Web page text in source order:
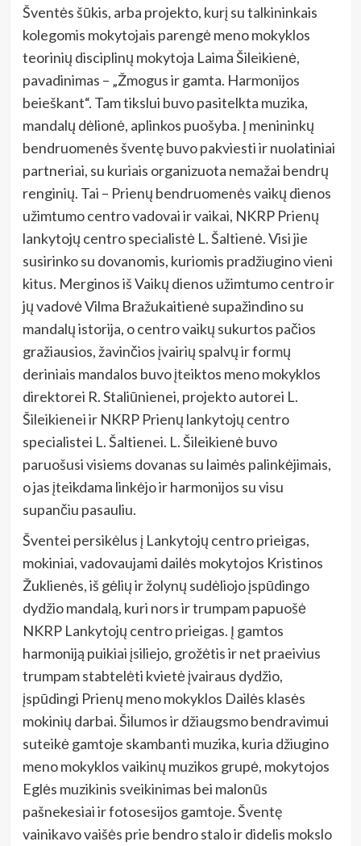
Šventės šūkis, arba projekto, kurį su talkininkais
kolegomis mokytojais parengė meno mokyklos
teorinių disciplinų mokytoja Laima Šileikienė,
pavadinimas – „Žmogus ir gamta. Harmonijos
beieškant“. Tam tikslui buvo pasitelkta muzika,
mandalų dėlionė, aplinkos puošyba. Į menininkų
bendruomenės šventę buvo pakviesti ir nuolatiniai
partneriai, su kuriais organizuota nemažai bendrų
renginių. Tai – Prienų bendruomenės vaikų dienos
užimtumo centro vadovai ir vaikai, NKRP Prienų
lankytojų centro specialistė L. Šaltienė. Visi jie
susirinko su dovanomis, kuriomis pradžiugino vieni
kitus. Merginos iš Vaikų dienos užimtumo centro ir
jų vadovė Vilma Bražukaitienė supažindino su
mandalų istorija, o centro vaikų sukurtos pačios
gražiausios, žavinčios įvairių spalvų ir formų
deriniais mandalos buvo įteiktos meno mokyklos
direktorei R. Staliūnienei, projekto autorei L.
Šileikienei ir NKRP Prienų lankytojų centro
specialistei L. Šaltienei. L. Šileikienė buvo
paruošusi visiems dovanas su laimės palinkėjimais,
o jas įteikdama linkėjo ir harmonijos su visu
supančiu pasauliu.
Šventei persikėlus į Lankytojų centro prieigas,
mokiniai, vadovaujami dailės mokytojos Kristinos
Žuklienės, iš gėlių ir žolynų sudėliojo įspūdingo
dydžio mandalą, kuri nors ir trumpam papuošė
NKRP Lankytojų centro prieigas. Į gamtos
harmoniją puikiai įsiliejo, grožėtis ir net praeivius
trumpam stabtelėti kvietė įvairaus dydžio,
įspūdingi Prienų meno mokyklos Dailės klasės
mokinių darbai. Šilumos ir džiaugsmo bendravimui
suteikė gamtoje skambanti muzika, kuria džiugino
meno mokyklos vaikinų muzikos grupė, mokytojos
Eglės muzikinis sveikinimas bei malonūs
pašnekesiai ir fotosesijos gamtoje. Šventę
vainikavo vaišės prie bendro stalo ir didelis mokslo